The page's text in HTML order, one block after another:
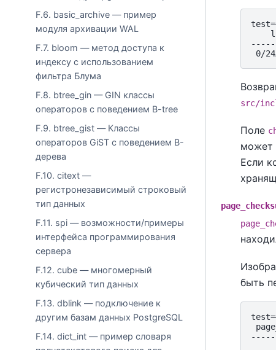
F.6. basic_archive — пример
модуля архивации WAL
F.7. bloom — метод доступа к
индексу с использованием
фильтра Блума
F.8. btree_gin — GIN классы
операторов с поведением B-tree
F.9. btree_gist — Классы
операторов GiST с поведением B-
дерева
F.10. citext —
регистронезависимый строковый
тип данных
F.11. spi — возможности/примеры
интерфейса программирования
сервера
F.12. cube — многомерный
кубический тип данных
F.13. dblink — подключение к
другим базам данных PostgreSQL
F.14. dict_int — пример словаря
src/
Поле
может
Если
быть